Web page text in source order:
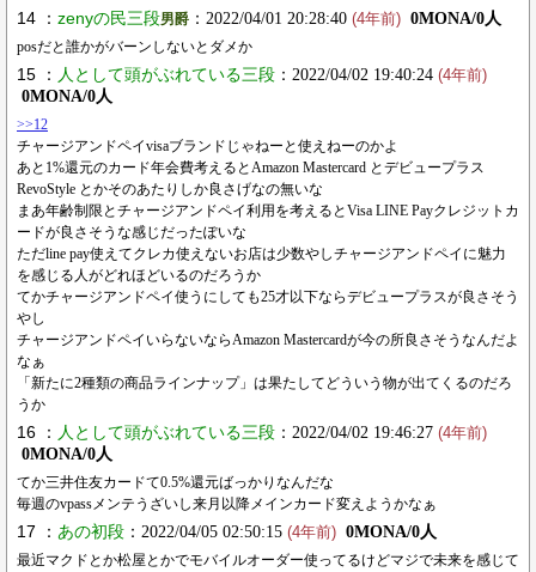
14 ： zenyの民三段男爵 ：2022/04/01 20:28:40 (4年前) 0MONA/0人
posだと誰かがバーンしないとダメか
15 ： 人として頭がぶれている三段 ：2022/04/02 19:40:24 (4年前)
0MONA/0人
>>12
チャージアンドペイvisaブランドじゃねーと使えねーのかよ
あと1%還元のカード年会費考えるとAmazon Mastercard とデビュープラス
RevoStyle とかそのあたりしか良さげなの無いな
まあ年齢制限とチャージアンドペイ利用を考えるとVisa LINE Payクレジットカ
ードが良さそうな感じだったぽいな
ただline pay使えてクレカ使えないお店は少数やしチャージアンドペイに魅力
を感じる人がどれほどいるのだろうか
てかチャージアンドペイ使うにしても25才以下ならデビュープラスが良さそう
やし
チャージアンドペイいらないならAmazon Mastercardが今の所良さそうなんだよ
なぁ
「新たに2種類の商品ラインナップ」は果たしてどういう物が出てくるのだろ
うか
16 ： 人として頭がぶれている三段 ：2022/04/02 19:46:27 (4年前)
0MONA/0人
てか三井住友カードて0.5%還元ばっかりなんだな
毎週のvpassメンテうざいし来月以降メインカード変えようかなぁ
17 ： あの初段 ：2022/04/05 02:50:15 (4年前) 0MONA/0人
最近マクドとか松屋とかでモバイルオーダー使ってるけどマジで未来を感じて